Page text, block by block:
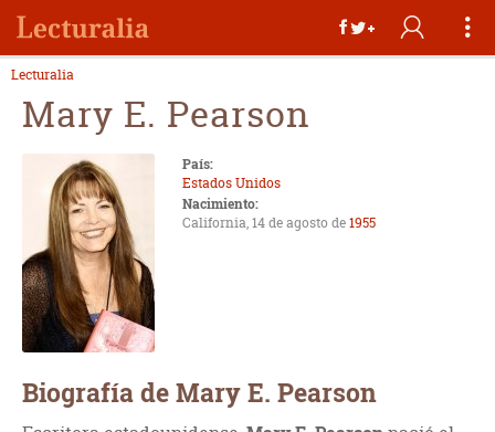
Lecturalia
Mary E. Pearson
País:
Estados Unidos
Nacimiento:
California, 14 de agosto de1955
Biografía de Mary E. Pearson